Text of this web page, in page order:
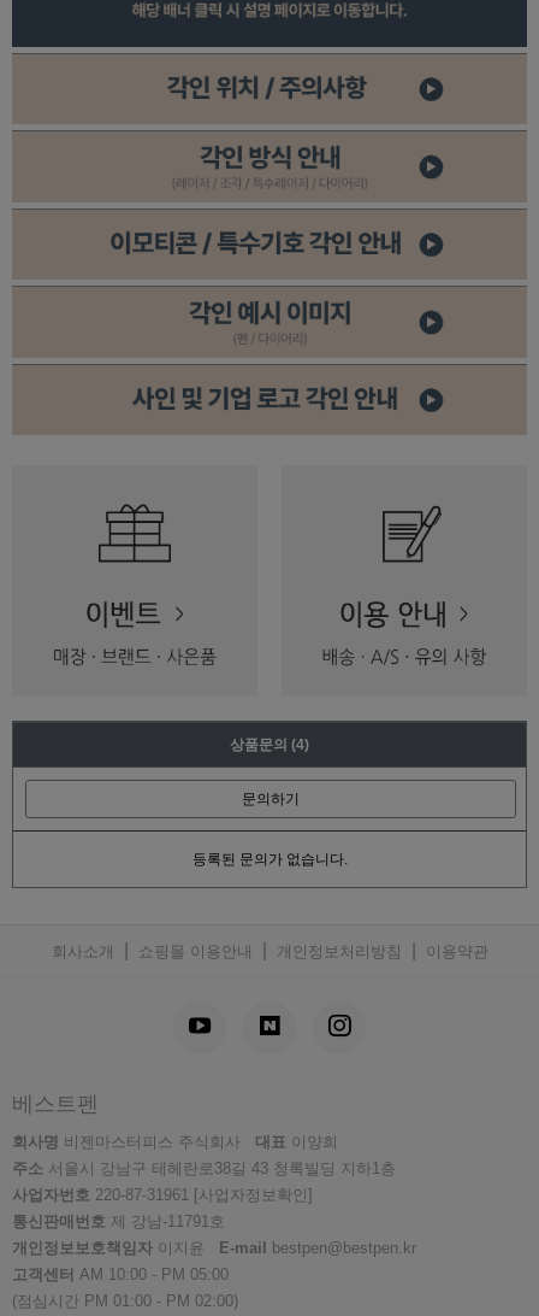
상품문의 (4)
문의하기
등록된 문의가 없습니다.
회사소개 쇼핑몰 이용안내 개인정보처리방침 이용약관
베스트펜
회사명 비젠마스터피스 주식회사 대표 이양희
주소 서울시 강남구 테헤란로38길 43 청록빌딩 지하1층
사업자번호 220-87-31961
[사업자정보확인]
통신판매번호 제 강남-11791호
개인정보보호책임자 이지윤 E-mail
bestpen@bestpen.kr
고객센터 AM 10:00 - PM 05:00
(점심시간 PM 01:00 - PM 02:00)